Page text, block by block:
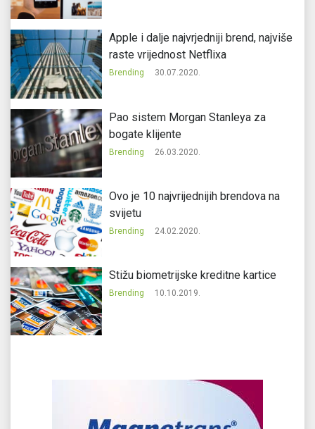
Apple i dalje najvrjedniji brend, najviše
raste vrijednost Netflixa
Brending 30.07.2020.
Pao sistem Morgan Stanleya za
bogate klijente
Brending 26.03.2020.
Ovo je 10 najvrijednijih brendova na
svijetu
Brending 24.02.2020.
Stižu biometrijske kreditne kartice
Brending 10.10.2019.